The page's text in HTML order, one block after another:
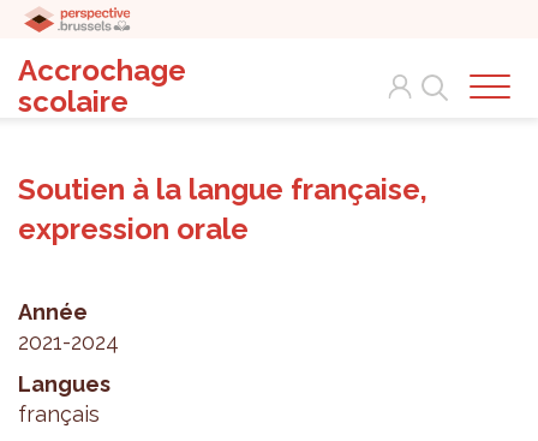
Accrochage
scolaire
Search
Soutien à la langue française,
expression orale
Année
2021-2024
Langues
français